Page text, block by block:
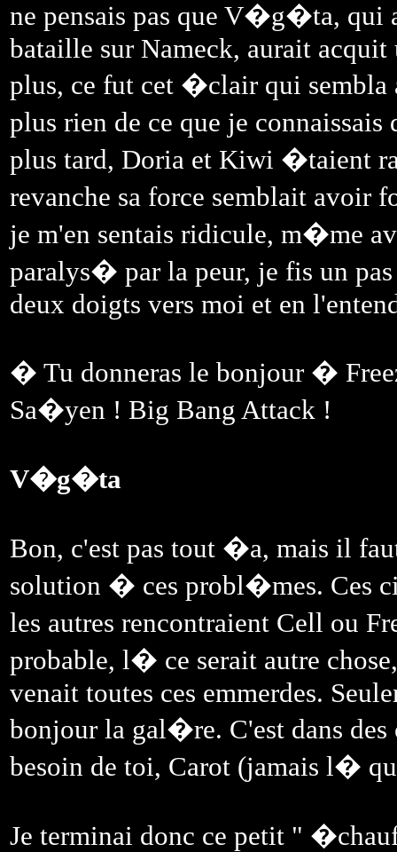
ne pensais pas que V�g�ta, qui
bataille sur Nameck, aurait
plus, ce fut cet �clair qui
plus rien de ce que je
plus tard, Doria et Kiwi �taient
revanche sa force semblait
je m'en sentais ridicule, m�me
paralys� par la peur, je fis un
deux doigts vers moi et en
� Tu donneras le bonjour �
Sa�yen ! Big Bang Attack !
V�g�ta
Bon, c'est pas tout �a, mais il
solution � ces probl�mes. Ces
les autres rencontraient Cell ou
probable, l� ce serait autre
venait toutes ces emmerdes.
bonjour la gal�re. C'est dans
besoin de toi, Carot (jamais l�
Je terminai donc ce petit "